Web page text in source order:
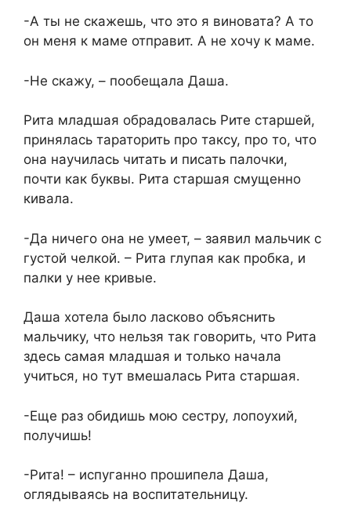
-А ты не скажешь, что это я виновата? А то
он меня к маме отправит. А не хочу к маме.
-Не скажу, – пообещала Даша.
Рита младшая обрадовалась Рите старшей,
принялась тараторить про таксу, про то, что
она научилась читать и писать палочки,
почти как буквы. Рита старшая смущенно
кивала.
-Да ничего она не умеет, – заявил мальчик с
густой челкой. – Рита глупая как пробка, и
палки у нее кривые.
Даша хотела было ласково объяснить
мальчику, что нельзя так говорить, что Рита
здесь самая младшая и только начала
учиться, но тут вмешалась Рита старшая.
-Еще раз обидишь мою сестру, лопоухий,
получишь!
-Рита! – испуганно прошипела Даша,
оглядываясь на воспитательницу.